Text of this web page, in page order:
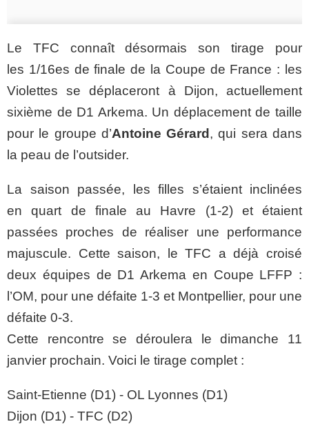
Le TFC connaît désormais son tirage pour
les 1/16es de finale de la Coupe de France : les
Violettes se déplaceront à Dijon, actuellement
sixième de D1 Arkema. Un déplacement de taille
pour le groupe d’Antoine Gérard , qui sera dans
la peau de l’outsider.
La saison passée, les filles s’étaient inclinées
en quart de finale au Havre (1-2) et étaient
passées proches de réaliser une performance
majuscule. Cette saison, le TFC a déjà croisé
deux équipes de D1 Arkema en Coupe LFFP :
l’OM, pour une défaite 1-3 et Montpellier, pour une
défaite 0-3.
Cette rencontre se déroulera le dimanche 11
janvier prochain. Voici le tirage complet :
Saint-Etienne (D1) - OL Lyonnes (D1)
Dijon (D1) - TFC (D2)